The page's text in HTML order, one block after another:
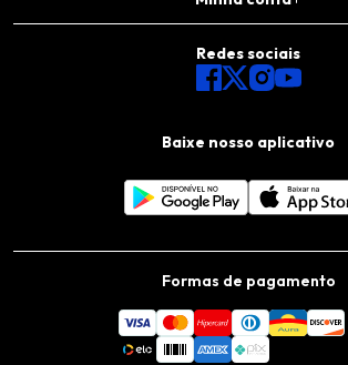
Baixe nosso aplicativo
Redes sociais
Formas de pagamento